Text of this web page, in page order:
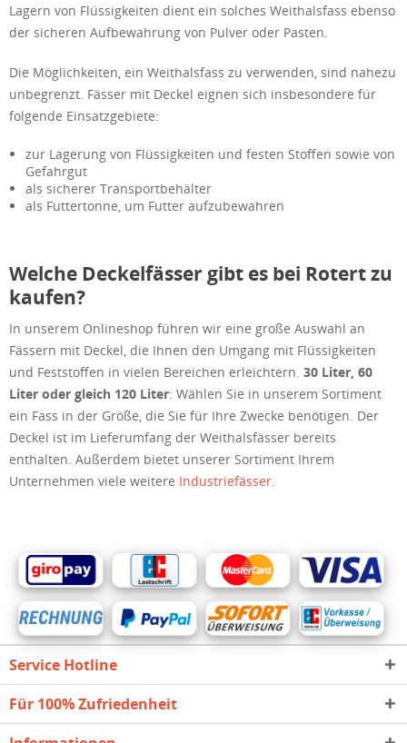
Lagern von Flüssigkeiten dient ein solches Weithalsfass ebenso
der sicheren Aufbewahrung von Pulver oder Pasten.
Die Möglichkeiten, ein Weithalsfass zu verwenden, sind nahezu
unbegrenzt. Fässer mit Deckel eignen sich insbesondere für
folgende Einsatzgebiete:
zur Lagerung von Flüssigkeiten und festen Stoffen sowie von
Gefahrgut
als sicherer Transportbehälter
als Futtertonne, um Futter aufzubewahren
Welche Deckelfässer gibt es bei Rotert zu
kaufen?
In unserem Onlineshop führen wir eine große Auswahl an
Fässern mit Deckel, die Ihnen den Umgang mit Flüssigkeiten
und Feststoffen in vielen Bereichen erleichtern. 30 Liter, 60
Liter oder gleich 120 Liter: Wählen Sie in unserem Sortiment
ein Fass in der Größe, die Sie für Ihre Zwecke benötigen. Der
Deckel ist im Lieferumfang der Weithalsfässer bereits
enthalten. Außerdem bietet unserer Sortiment Ihrem
Unternehmen viele weitere Industriefässer.
Service Hotline
Für 100% Zufriedenheit